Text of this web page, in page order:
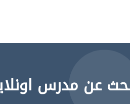
عن مدرس